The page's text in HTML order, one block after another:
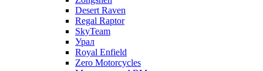
Desert Raven
Regal Raptor
SkyTeam
Урал
Royal Enfield
Zero Motorcycles